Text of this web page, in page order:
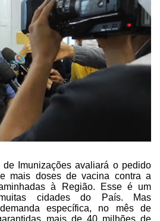
deImunizações avaliará o pedido
mais doses de vacina contra a
à Região. Esse é um
cidades do País. Mas
específica, no mês de
mais de 40 milhões de